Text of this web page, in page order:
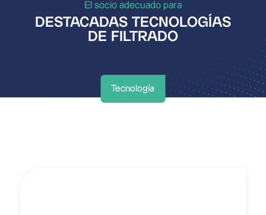
El socio adecuado para
DESTACADAS TECNOLOGÍAS
DE FILTRADO
Tecnología